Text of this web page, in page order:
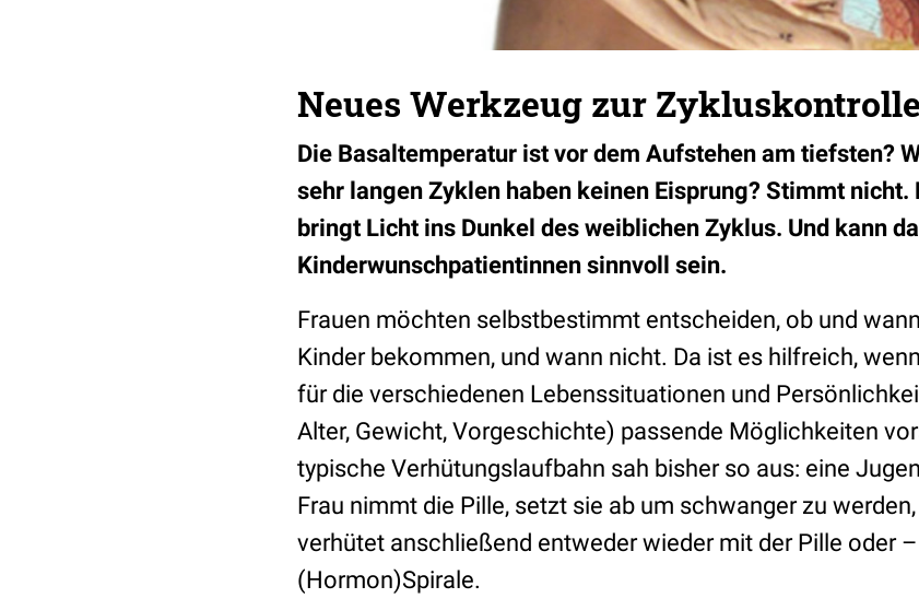
Neues Werkzeug zur Zykluskontrolle
Die Basaltemperatur ist vor dem Aufstehen am tiefsten?
sehr langen Zyklen haben keinen Eisprung? Stimmt nicht.
bringt Licht ins Dunkel des weiblichen Zyklus. Und kann
Kinderwunschpatientinnen sinnvoll sein.
Frauen möchten selbstbestimmt entscheiden, ob und
Kinder bekommen, und wann nicht. Da ist es hilfreich,
für die verschiedenen Lebenssituationen und
Alter, Gewicht, Vorgeschichte) passende Möglichkeiten
typische Verhütungslaufbahn sah bisher so aus: eine
Frau nimmt die Pille, setzt sie ab um schwanger zu
verhütet anschließend entweder wieder mit der Pille oder
(Hormon)Spirale.